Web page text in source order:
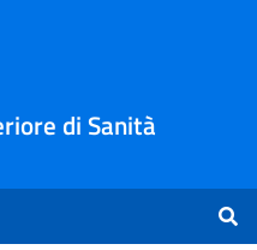
di Sanità